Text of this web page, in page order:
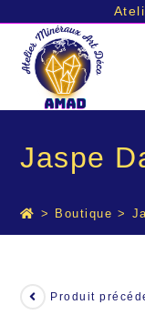
content
Jaspe
> Boutique >
Produit